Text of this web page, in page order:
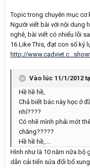
Topic trong chuyên mục cơ
Người viết bài với nội dung
nghê, bài viết có nhiểu lỗi
16 Like This, đạt con số kỷ
http://
Vào lúc 11/1/2012
Hề hề hề,
Chả biết bác này học ở
nhỉ????
Có nhẽ mình phải mót
chăng?????
Hề hề hề,....
Hình như là 10 năm nữa bộ
dẫn cải tiến sửa đổi bổ